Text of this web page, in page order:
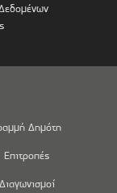
Δημότη
Επιτροπές
Διαγωνισμοί